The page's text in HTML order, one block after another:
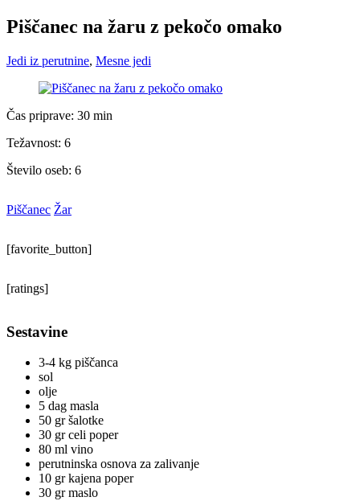
Piščanec na žaru z pekočo omako
Jedi iz perutnine, Mesne jedi
Čas priprave: 30 min
Težavnost: 6
Število oseb: 6
Piščanec Žar
[favorite_button]
[ratings]
Sestavine
3-4 kg piščanca
sol
olje
5 dag masla
50 gr šalotke
30 gr celi poper
80 ml vino
perutninska osnova za zalivanje
10 gr kajena poper
30 gr maslo